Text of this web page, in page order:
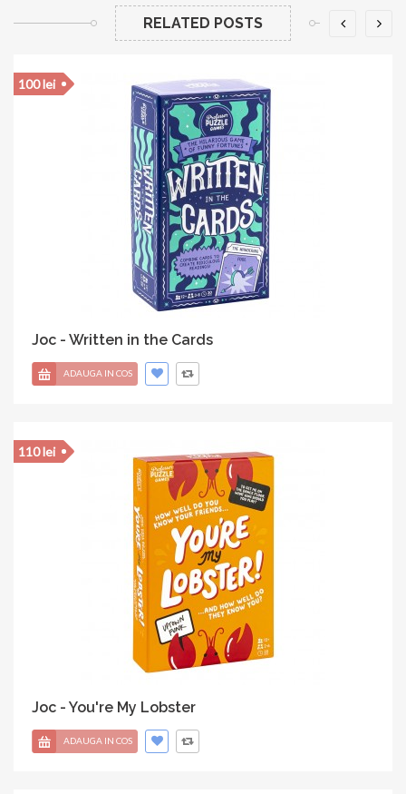
RELATED POSTS
Joc - Written in the Cards
100 lei
ADAUGA IN COS
Joc - You're My Lobster
110 lei
ADAUGA IN COS